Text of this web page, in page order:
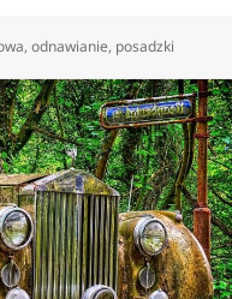
,odnawianie, posadzki